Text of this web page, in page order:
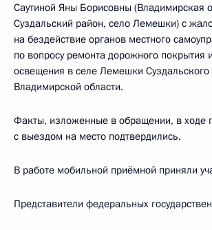
Саутиной Яны Борисовны (Владимирская
Суздальский район, село Лемешки) с
на бездействие органов местного
по вопросу ремонта дорожного покрытия
освещения в селе Лемешки Суздальского
Владимирской области.
Факты, изложенные в обращении, в ходе
с выездом на место подтвердились.
В работе мобильной приёмной приняли
Представители федеральных